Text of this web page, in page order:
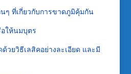
นๆ ที่เกี่ยวกับการขาดภูมิคุ้มกัน
ให้นมบุตร
วยวิธีเลสิคอย่างละเอียด และมี